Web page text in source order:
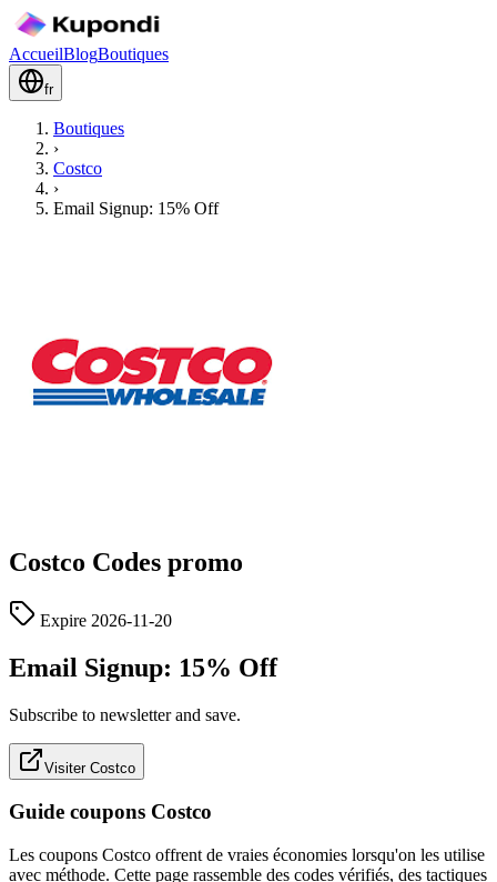
AccueilBlogBoutiques
fr
Boutiques
›
Costco
›
Email Signup: 15% Off
Costco Codes promo
Expire 2026-11-20
Email Signup: 15% Off
Subscribe to newsletter and save.
Visiter Costco
Guide coupons Costco
Les coupons Costco offrent de vraies économies lorsqu'on les utilise
avec méthode. Cette page rassemble des codes vérifiés, des tactiques